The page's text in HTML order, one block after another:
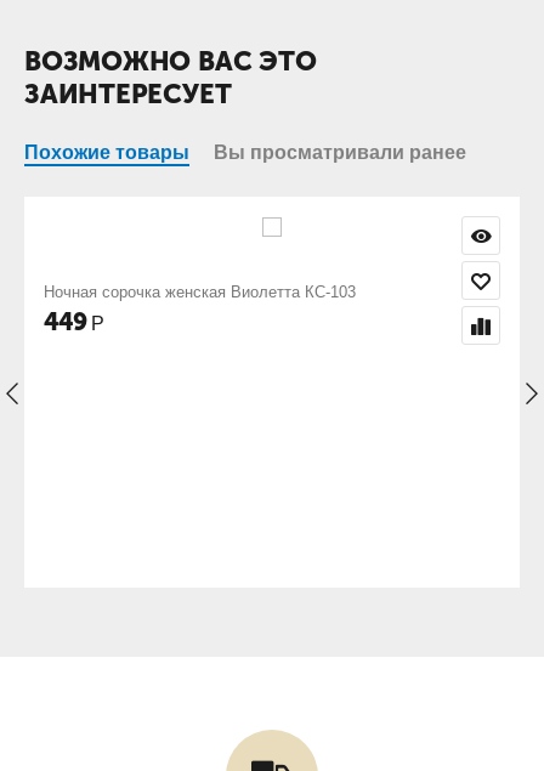
ВОЗМОЖНО ВАС ЭТО
ЗАИНТЕРЕСУЕТ
Похожие товары Вы просматривали ранее
103 Ночная сорочка женская Ночь цветы КС-